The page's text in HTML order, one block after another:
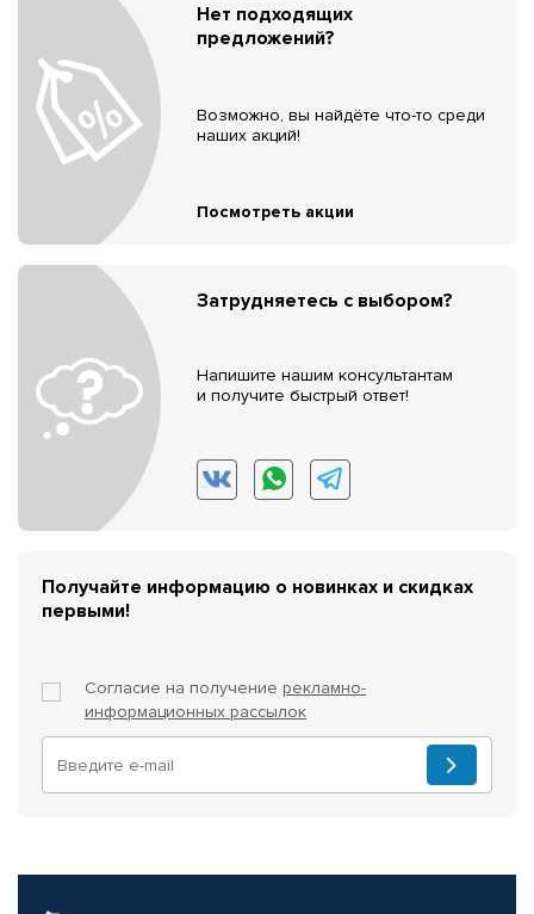
Нет подходящих
предложений?
Возможно, вы найдёте что-то среди
наших акций!
Посмотреть акции
Затрудняетесь с выбором?
Напишите нашим консультантам
и получите быстрый ответ!
Получайте информацию о новинках и скидках
первыми!
Согласие на получение рекламно-
информационных рассылок